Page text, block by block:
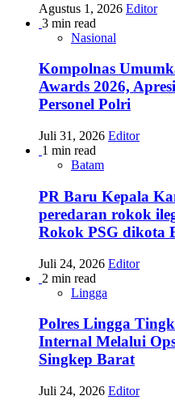
Agustus 1, 2026 Editor
3 min read
Nasional
Kompolnas
Awards 2026,
Personel Polri
Juli 31, 2026 Editor
1 min read
Batam
PR Baru Kepala
peredaran rokok
Rokok PSG dikota
Juli 24, 2026 Editor
2 min read
Lingga
Polres Lingga
Internal Melalui
Singkep Barat
Juli 24, 2026 Editor